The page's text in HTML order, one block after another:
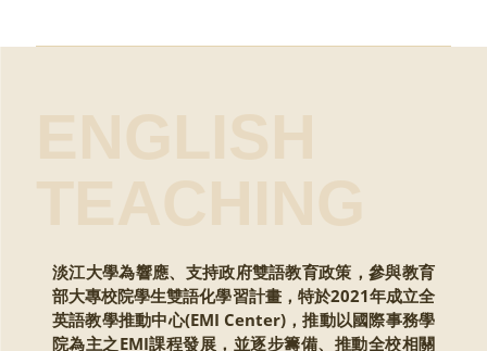
淡江大學為響應、支持政府雙語教育政策，參與教育
部大專校院學生雙語化學習計畫，特於2021年成立全
英語教學推動中心(EMI Center)，推動以國際事務學
院為主之EMI課程發展，並逐步籌備、推動全校相關